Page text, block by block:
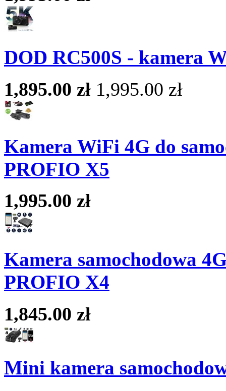
DOD RC500S - kamera
1,895.00 zł 1,995.00 zł
Kamera WiFi 4G do
PROFIO X5
1,995.00 zł
Kamera samochodowa
PROFIO X4
1,845.00 zł
Mini kamera